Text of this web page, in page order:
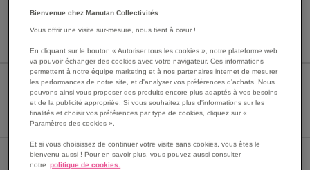
GALLERY
MATÉRIAUX
LONGUEURS
Bienvenue chez Manutan Collectivités
Vous offrir une visite sur-mesure, nous tient à cœur !
En cliquant sur le bouton « Autoriser tous les cookies », notre plateforme web
va pouvoir échanger des cookies avec votre navigateur. Ces informations
permettent à notre équipe marketing et à nos partenaires internet de mesurer
les performances de notre site, et d'analyser vos préférences d'achats. Nous
pouvons ainsi vous proposer des produits encore plus adaptés à vos besoins
et de la publicité appropriée. Si vous souhaitez plus d'informations sur les
finalités et choisir vos préférences par type de cookies, cliquez sur «
Paramètres des cookies ».
Et si vous choisissez de continuer votre visite sans cookies, vous êtes le
bienvenu aussi ! Pour en savoir plus, vous pouvez aussi consulter
notre politique de cookies.